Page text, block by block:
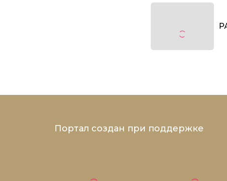
Портал создан при поддержке